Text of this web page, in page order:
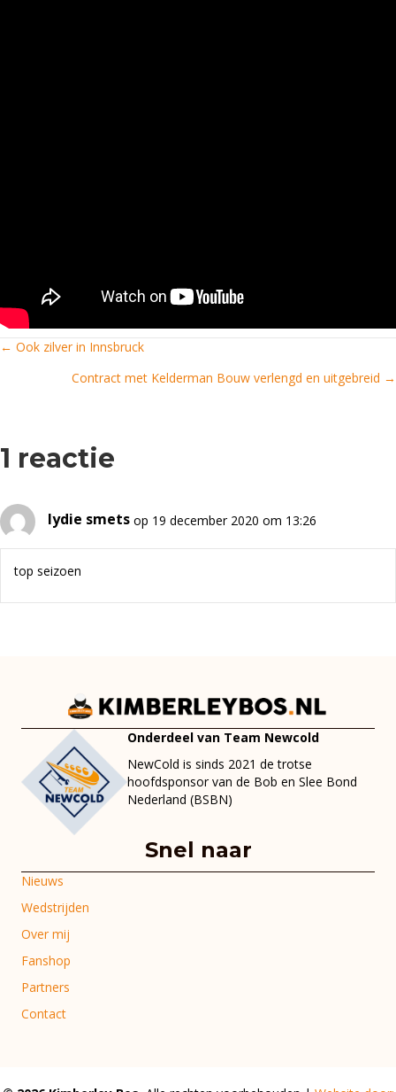
Posts
navigation
← Ook zilver in Innsbruck
Contract met Kelderman Bouw verlengd en uitgebreid →
1 reactie
lydie smets op 19 december 2020 om 13:26
top seizoen
Onderdeel van Team Newcold
NewCold is sinds 2021 de trotse
hoofdsponsor van de Bob en Slee Bond
Nederland (BSBN)
Snel naar
Nieuws
Wedstrijden
Over mij
Fanshop
Partners
Contact